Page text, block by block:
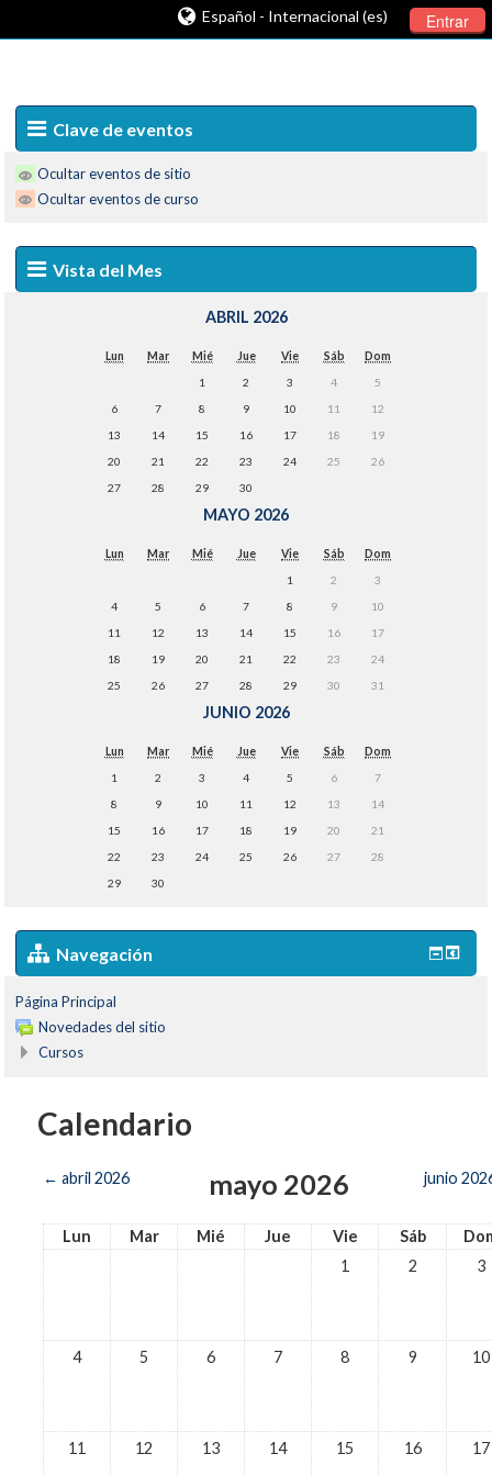
Entrar
Español - Internacional (es)
Clave de eventos
Ocultar eventos de sitio
Ocultar eventos de curso
Vista del Mes
ABRIL 2026
Lun Mar Mié Jue Vie Sáb
Dom
1
2 3 4
5
6
7 8 9 10 11
12
13
14 15 16 17 18
19
20
21 22 23 24 25
26
27
28 29 30
MAYO 2026
Lun Mar Mié Jue Vie Sáb
Dom
1
2
3
4
5 6 7 8 9
10
11
12 13 14 15 16
17
18
19 20 21 22 23
24
25
26 27 28 29 30 31
JUNIO 2026
Lun Mar Mié Jue Vie Sáb
Dom
1
2 3 4 5 6
7
8
9 10 11 12 13
14
15
16 17 18 19 20
21
22
23 24 25 26 27
28
29
30
Navegación
Página Principal
Novedades del sitio
Cursos
Calendario
← abril 2026 mayo 2026 junio
Lun Mar Mié Jue Vie Sáb
1
2 3
4 5 6 7 8 9 10
11 12 13 14 15 16 17